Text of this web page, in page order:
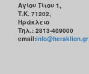
Αγίου Τίτου 1,
Τ.Κ. 71202,
Ηράκλειο
Τηλ.: 2813-409000
email:info@heraklion.gr